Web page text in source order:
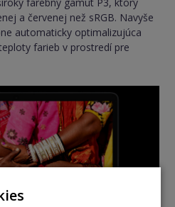
a červenej než sRGB. Navyše
automaticky optimalizujúca
farieb v prostredí pre